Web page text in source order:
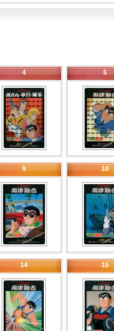
4 5
9 10
14 15